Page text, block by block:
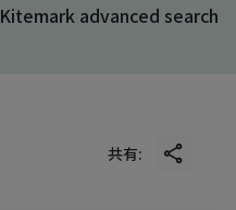
Kitemark advanced search
共有: